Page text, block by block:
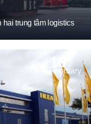
hai trung tâm logistics
18
February